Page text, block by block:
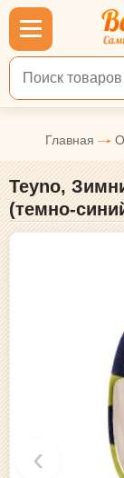
Поиск по товарам
Главная
Teyno,
(темно-
‹